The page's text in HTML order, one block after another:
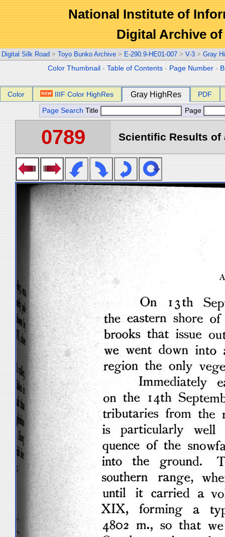
National Institute of
Digital Archive
Digital Silk Road > Toyo Bunko Archive > E-290.9-HE01-007 > V-3 > Gray
Color Thumbnail -Table of Contents - Page Number -
Color IIIF Color HighRes Gray HighRes PDF
Page Search Title Page
0789 Scientific Results of